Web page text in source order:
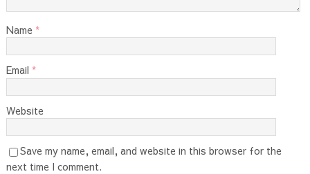
Name *
Email *
Website
Save my name, email, and website in this browser for the
next time I comment.